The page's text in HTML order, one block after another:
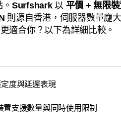
Surfshark以 平價 + 無限
則源自香港，伺服器數量龐
適合你？以下為詳細比較。
度與延遲表現
支援數量與同時使用限制